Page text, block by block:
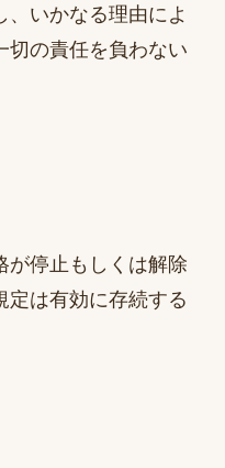
いかなる理由によ
切の責任を負わない
が停止もしくは解除
定は有効に存続する